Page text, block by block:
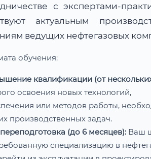
с экспертами-
актуальным
ведущих нефтегазовых
обучения:
квалификации (от
освоения новых технологий,
или методов работы,
производственных задач.
(до 6 месяцев):Ваш
специализацию в